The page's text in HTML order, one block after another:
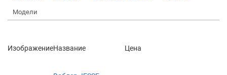
Модели
ИзображениеНазвание Цена